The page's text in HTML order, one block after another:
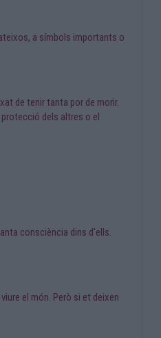
a símbols importants o
de tenir tanta por de morir.
dels altres o el
consciència dins d'ells.
el món. Però si et deixen